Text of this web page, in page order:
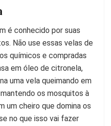
é conhecido por suas
Não use essas velas de
químicos e compradas
em óleo de citronela,
uma vela queimando em
os mosquitos à
um cheiro que domina os
no que isso vai fazer